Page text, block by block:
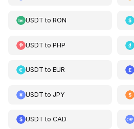
USDT to RON
USDT to PHP
USDT to EUR
USDT to JPY
USDT to CAD